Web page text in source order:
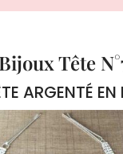
Bijoux Tête
ARGENTÉ